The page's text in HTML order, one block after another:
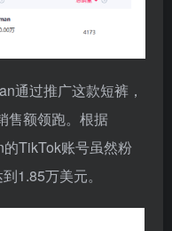
通过推广这款短裤，
售额领跑。根据
TikTok账号虽然粉
1.85万美元。